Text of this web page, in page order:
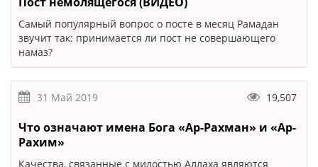
Самый популярный вопрос о посте в месяц Рамадан
звучит так: принимается ли пост не совершающего
намаз?
31 Май 2019 19,507
Что означают имена Бога «Ар-Рахман» и «Ар-
Рахим»
Качества, связанные с милостью Аллаха являются